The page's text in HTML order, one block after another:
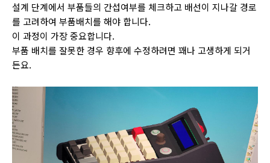
설계 단계에서 부품들의 간섭여부를 체크하고 배선이 지나갈 경로
를 고려하여 부품배치를 해야 합니다.
이 과정이 가장 중요합니다.
부품 배치를 잘못한 경우 향후에 수정하려면 꽤나 고생하게 되거
든요.